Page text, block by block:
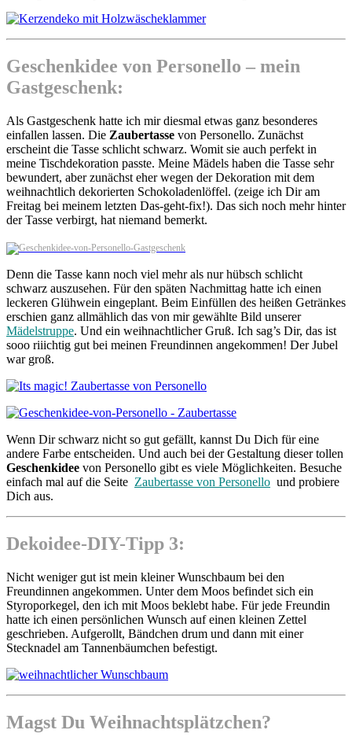
Geschenkidee von Personello – mein
Gastgeschenk:
Als Gastgeschenk hatte ich mir diesmal etwas ganz besonderes
einfallen lassen. Die Zaubertasse von Personello. Zunächst
erscheint die Tasse schlicht schwarz. Womit sie auch perfekt in
meine Tischdekoration passte. Meine Mädels haben die Tasse sehr
bewundert, aber zunächst eher wegen der Dekoration mit dem
weihnachtlich dekorierten Schokoladenlöffel. (zeige ich Dir am
Freitag bei meinem letzten Das-geht-fix!). Das sich noch mehr hinter
der Tasse verbirgt, hat niemand bemerkt.
Denn die Tasse kann noch viel mehr als nur hübsch schlicht
schwarz auszusehen. Für den späten Nachmittag hatte ich einen
leckeren Glühwein eingeplant. Beim Einfüllen des heißen Getränkes
erschien ganz allmählich das von mir gewählte Bild unserer
Mädelstruppe. Und ein weihnachtlicher Gruß. Ich sag’s Dir, das ist
sooo riiichtig gut bei meinen Freundinnen angekommen! Der Jubel
war groß.
Wenn Dir schwarz nicht so gut gefällt, kannst Du Dich für eine
andere Farbe entscheiden. Und auch bei der Gestaltung dieser tollen
Geschenkidee von Personello gibt es viele Möglichkeiten. Besuche
einfach mal auf die Seite Zaubertasse von Personello und probiere
Dich aus.
Dekoidee-DIY-Tipp 3:
Nicht weniger gut ist mein kleiner Wunschbaum bei den
Freundinnen angekommen. Unter dem Moos befindet sich ein
Styroporkegel, den ich mit Moos beklebt habe. Für jede Freundin
hatte ich einen persönlichen Wunsch auf einen kleinen Zettel
geschrieben. Aufgerollt, Bändchen drum und dann mit einer
Stecknadel am Tannenbäumchen befestigt.
Magst Du Weihnachtsplätzchen?